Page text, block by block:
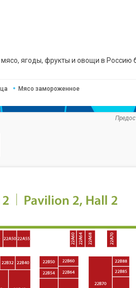
ягоды, фрукты и овощи в
Мясо замороженное